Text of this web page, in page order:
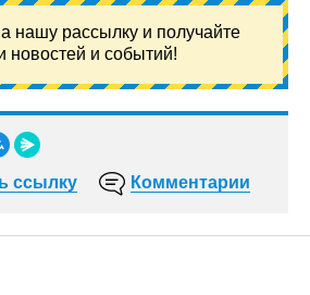
нашу рассылку и получайте
новостей и событий!
ссылку Комментарии